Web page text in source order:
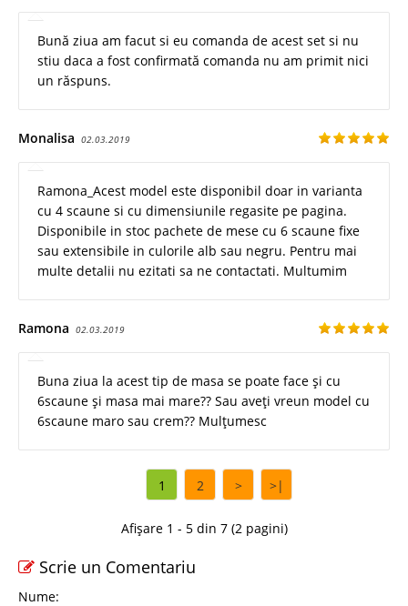
Bună ziua am facut si eu comanda de acest set si nu
stiu daca a fost confirmată comanda nu am primit nici
un răspuns.
Monalisa 02.03.2019
Ramona_Acest model este disponibil doar in varianta
cu 4 scaune si cu dimensiunile regasite pe pagina.
Disponibile in stoc pachete de mese cu 6 scaune fixe
sau extensibile in culorile alb sau negru. Pentru mai
multe detalii nu ezitati sa ne contactati. Multumim
Ramona 02.03.2019
Buna ziua la acest tip de masa se poate face și cu
6scaune și masa mai mare?? Sau aveți vreun model cu
6scaune maro sau crem?? Mulțumesc
1 2 > >|
Afișare 1 - 5 din 7 (2 pagini)
Scrie un Comentariu
Nume: